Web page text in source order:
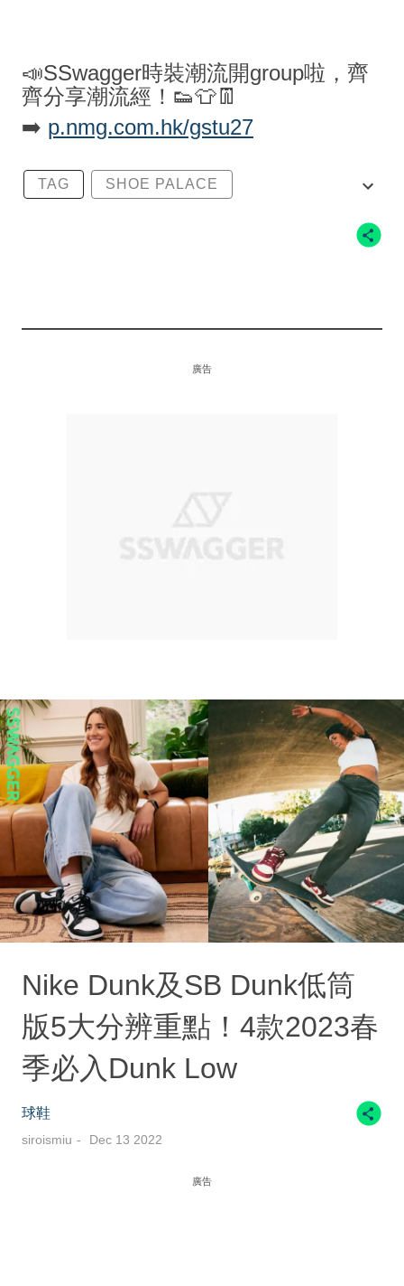
📣SSwagger時裝潮流開group啦，齊
齊分享潮流經！👟👕👖
➡️ p.nmg.com.hk/gstu27
TAG SHOE PALACE
廣告
Nike Dunk及SB Dunk低筒
版5大分辨重點！4款2023春
季必入Dunk Low
球鞋
siroismiu Dec 13 2022
廣告